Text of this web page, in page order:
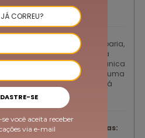
Poliéster/ Elastano
= Nessa técnica de estamparia,
de tecido, dessa maneira a
uma estética diferente e única
do rapport se posiciona numa
isto é, nenhuma peça será
peças com essas dicas:
SE
você aceita receber
via e-mail